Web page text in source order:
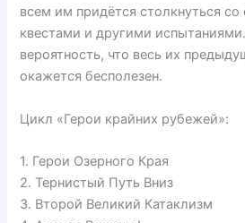
всем им придётся столкнуться
квестами и другими
вероятность, что весь их
окажется бесполезен.
Цикл «Герои крайних рубежей»:
1. Герои Озерного Края
2. Тернистый Путь Вниз
3. Второй Великий Катаклизм